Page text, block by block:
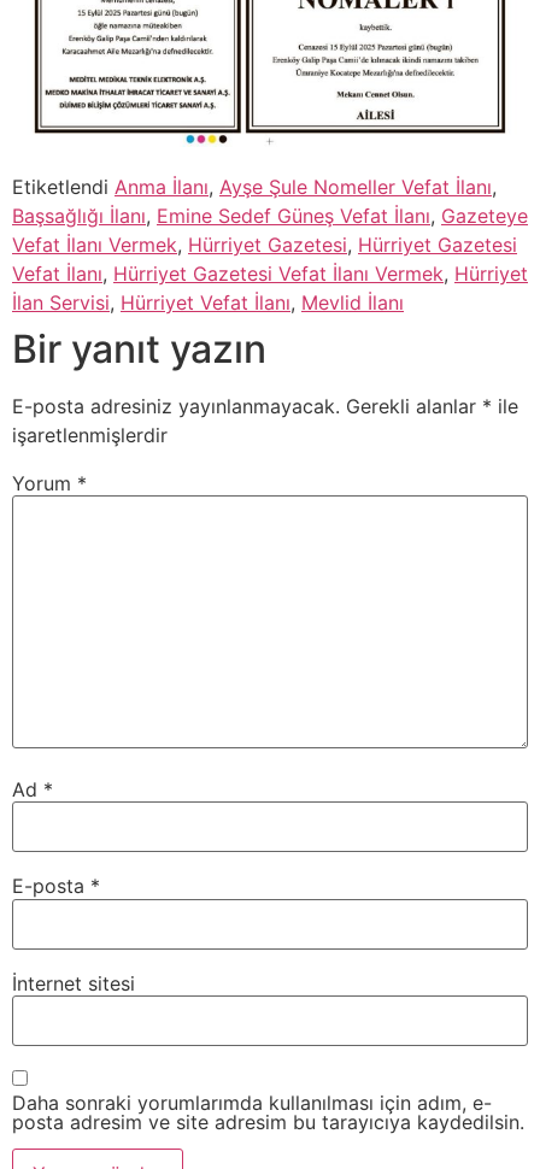
Etiketlendi Anma İlanı, Ayşe Şule Nomeller Vefat İlanı,
Başsağlığı İlanı, Emine Sedef Güneş Vefat İlanı, Gazeteye
Vefat İlanı Vermek, Hürriyet Gazetesi, Hürriyet Gazetesi
Vefat İlanı, Hürriyet Gazetesi Vefat İlanı Vermek, Hürriyet
İlan Servisi, Hürriyet Vefat İlanı, Mevlid İlanı
Bir yanıt yazın
E-posta adresiniz yayınlanmayacak. Gerekli alanlar * ile
işaretlenmişlerdir
Yorum *
Ad *
E-posta *
İnternet sitesi
Daha sonraki yorumlarımda kullanılması için adım, e-
posta adresim ve site adresim bu tarayıcıya kaydedilsin.